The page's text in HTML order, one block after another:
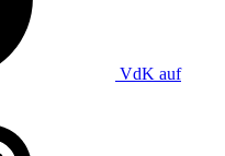
VdK auf